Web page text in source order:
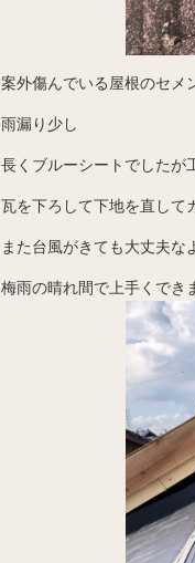
案外傷んでいる屋根のセメ
雨漏り少し
長くブルーシートでしたが
瓦を下ろして下地を直して
また台風がきても大丈夫な
梅雨の晴れ間で上手くでき